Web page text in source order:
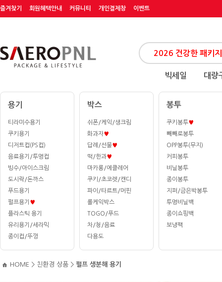
즐겨찾기 회원혜택안내 커뮤니티 개인결제창 이벤트
빅세일 대량
용기
티라미수용기
쿠키용기
디저트컵(PS컵)
음료용기/투명컵
빙수/아이스크림
도시락/돈까스
푸드용기
펄프용기 ♥
플라스틱 용기
유리용기/세라믹
종이컵/뚜껑
박스
쉬폰/케익/생크림
화과자♥
답례/선물♥
떡/한과♥
마카롱/에클레어
쿠키/초코렛/캔디
파이/타르트/머핀
롤케익박스
TOGO/푸드
차/청/음료
다용도
봉투
쿠키봉투♥
빼빼로봉투
OPP봉투(무지)
커피봉투
비닐봉투
종이봉투
지퍼/금은박봉투
투명비닐백
종이쇼핑백
보냉팩
HOME > 친환경 상품 > 펄프 생분해 용기